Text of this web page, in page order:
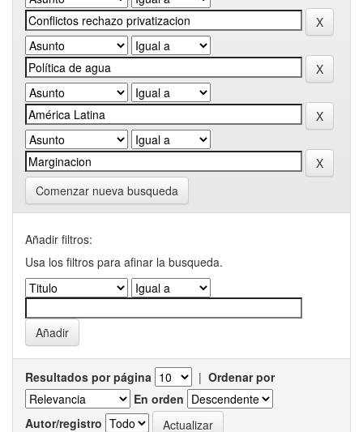
Comenzar nueva busqueda
Añadir filtros:
Usa los filtros para afinar la busqueda.
Resultados por página | Ordenar por
En orden
Autor/registro